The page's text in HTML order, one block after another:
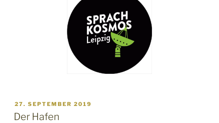
VERÖFFENTLICHT
AM
27. SEPTEMBER 2019
Der Hafen